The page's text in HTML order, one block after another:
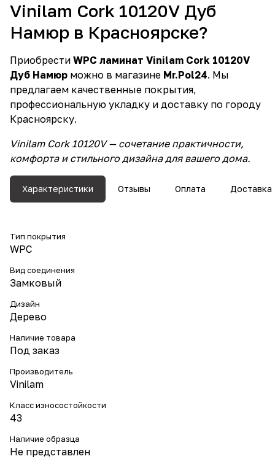
Vinilam Cork 10120V Дуб
Намюр в Красноярске?
Приобрести WPC ламинат Vinilam Cork 10120V
Дуб Намюр можно в магазине Mr.Pol24. Мы
предлагаем качественные покрытия,
профессиональную укладку и доставку по городу
Красноярску.
Vinilam Cork 10120V — сочетание практичности,
комфорта и стильного дизайна для вашего дома.
Характеристики Отзывы Оплата Доставка
Тип покрытия
WPC
Вид соединения
Замковый
Дизайн
Дерево
Наличие товара
Под заказ
Производитель
Vinilam
Класс износостойкости
43
Наличие образца
Не представлен